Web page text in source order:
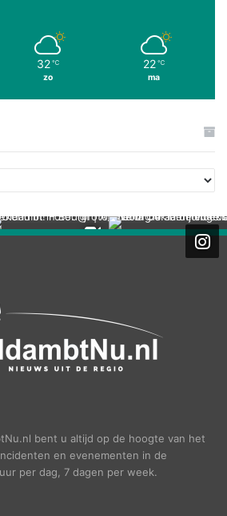
32 ℃
zo
22 ℃
ma
bent u altijd op de hoogte van het
en evenementen in de
per dag, 7 dagen per week.